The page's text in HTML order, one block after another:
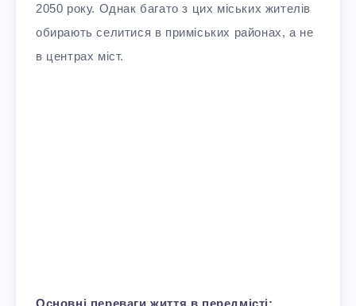
2050 року. Однак багато з цих міських жителів
обирають селитися в приміських районах, а не
в центрах міст.